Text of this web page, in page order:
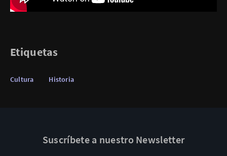
Etiquetas
Cultura Historia
Suscríbete a nuestro Newsletter